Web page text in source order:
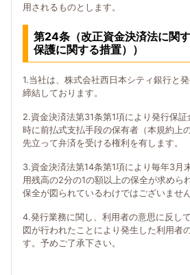
用されるものとします。
第24条（改正資金決済法に関
保護に関する措置））
1.当社は、株式会社西日本シティ銀行と
締結しております。
2.資金決済法第31条第1項により発行保
時に前払式支払手段の保有者（本規約上
先立って弁済を受ける権利を有します。
3.資金決済法第14条第1項により毎年3月
用残高の2分の1の額以上の保全が求めら
保全が図られているわけではございません
4.発行業務に関し、利用者の意思に反し
図が行われたことにより発生した利用者
す。予めご了承下さい。